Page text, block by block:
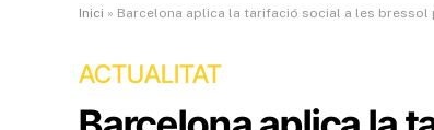
Inici » Barcelona aplica la tarifació social a les
ACTUALITAT